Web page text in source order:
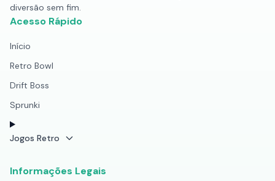
diversão sem fim.
Acesso Rápido
Início
Retro Bowl
Drift Boss
Sprunki
Jogos Retro
Informações Legais